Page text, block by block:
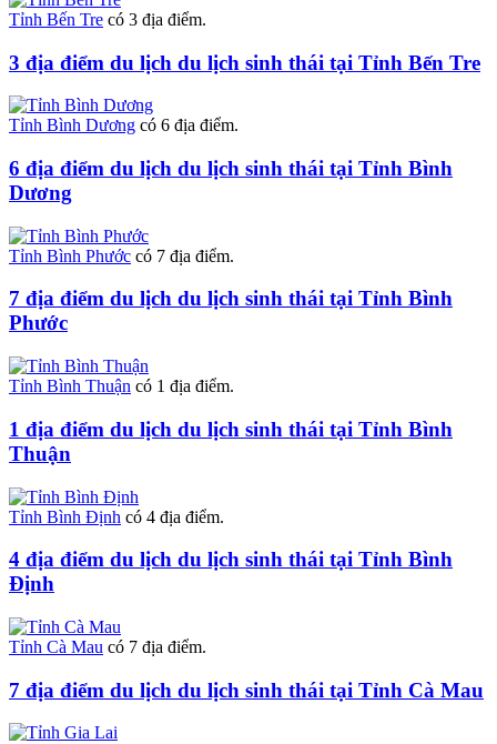
Tỉnh Bến Tre có 3 địa điểm.
3 địa điểm du lịch du lịch sinh thái tại Tỉnh Bến Tre
Tỉnh Bình Dương có 6 địa điểm.
6 địa điểm du lịch du lịch sinh thái tại Tỉnh Bình
Dương
Tỉnh Bình Phước có 7 địa điểm.
7 địa điểm du lịch du lịch sinh thái tại Tỉnh Bình
Phước
Tỉnh Bình Thuận có 1 địa điểm.
1 địa điểm du lịch du lịch sinh thái tại Tỉnh Bình
Thuận
Tỉnh Bình Định có 4 địa điểm.
4 địa điểm du lịch du lịch sinh thái tại Tỉnh Bình
Định
Tỉnh Cà Mau có 7 địa điểm.
7 địa điểm du lịch du lịch sinh thái tại Tỉnh Cà Mau